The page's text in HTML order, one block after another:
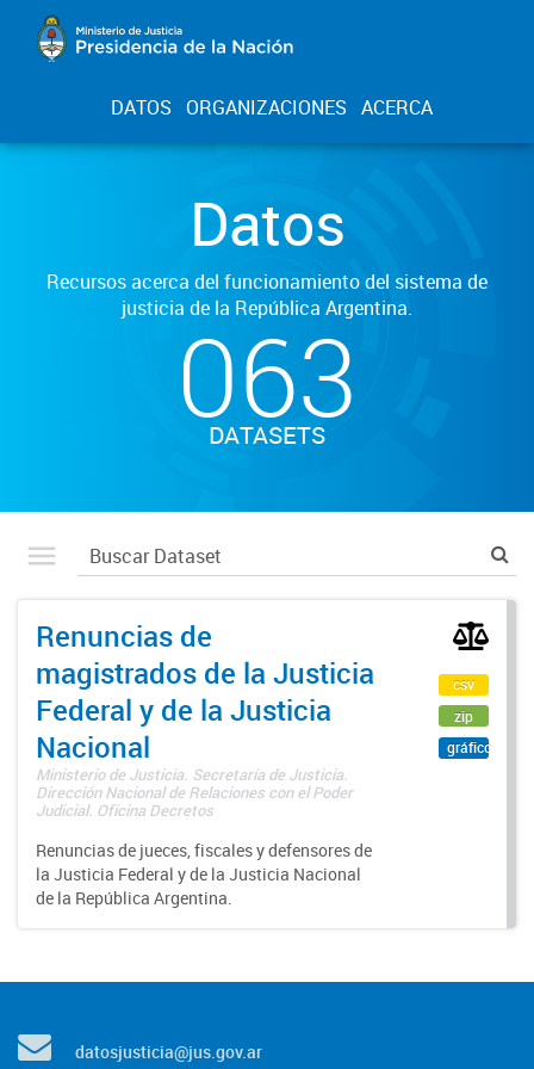
DATOS ORGANIZACIONES ACERCA
Datos
Recursos acerca del funcionamiento del sistema de
justicia de la República Argentina.
063
DATASETS
Renuncias de
magistrados de la Justicia
Federal y de la Justicia
Nacional
Ministerio de Justicia. Secretaría de Justicia.
Dirección Nacional de Relaciones con el Poder
Judicial. Oficina Decretos
Renuncias de jueces, fiscales y defensores de
la Justicia Federal y de la Justicia Nacional
de la República Argentina.
csv
zip
gráfico
datosjusticia@jus.gov.ar